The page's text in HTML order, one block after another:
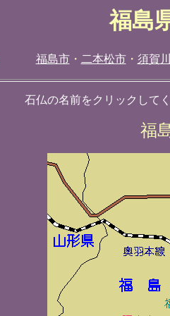
福島
福島市・ 二本松市・ 須賀
石仏の名前をクリックして
福